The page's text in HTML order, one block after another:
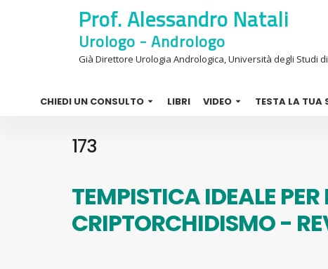
Prof. Alessandro Natali
Urologo - Andrologo
Già Direttore Urologia Andrologica, Università degli Studi
CHIEDI UN CONSULTO LIBRI VIDEO TESTA LA TUA
173
TEMPISTICA IDEALE
CRIPTORCHIDISMO -